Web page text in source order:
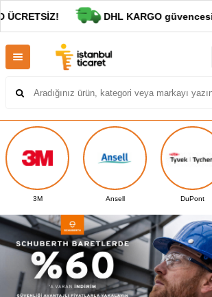
DHL KARGO güvencesiyle
Ansell DuPont YDS